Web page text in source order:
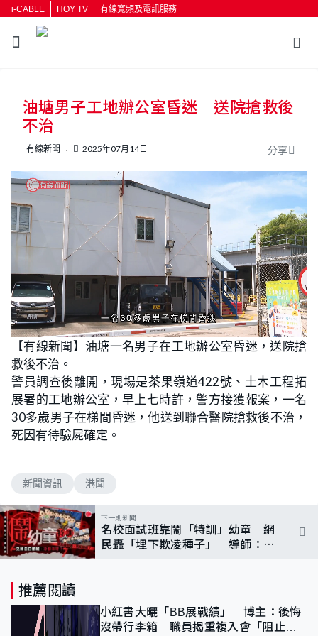
i-CABLE HOY TV 有線寬頻及電訊服務
按輸入鍵開始搜尋
油塘男子工地辦公室昏迷 送院搶救後
不治
有線新聞 2025年07月14日 分享
U
n
m
t
L
o
a
d
:
1
0
0
0
【有線新聞】油塘一名男子在工地辦公室昏迷，送院搶
救後不治。
警員調查後離開，現場是茶果嶺道422號、土木工程拓
展署的工地辦公室，早上七時許，警方接獲報案，一名
30多歲男子在梯間昏迷，他送到聯合醫院搶救後不治，
死因有待驗屍確定。
新聞資訊 港聞
下一則新聞
名校面試班靠鬧「特訓」幼童 網
民轟「埋下欺凌種子」 導師：玻
推薦閱讀
小紅書大曬「BB展戰績」 博主：後悔
沒帶行李箱 職員揭重複入會「阻止唔